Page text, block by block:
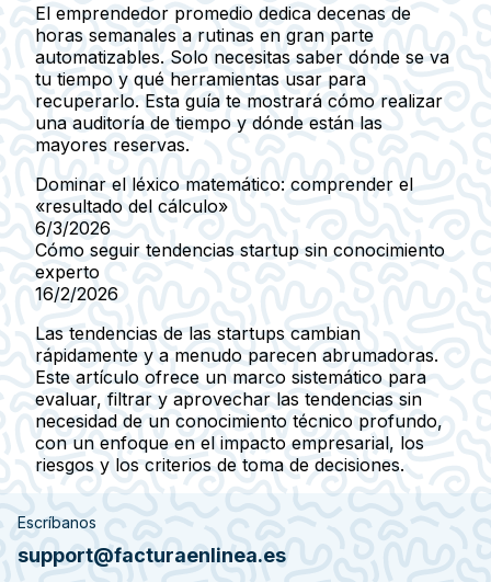
El emprendedor promedio dedica decenas de
horas semanales a rutinas en gran parte
automatizables. Solo necesitas saber dónde se va
tu tiempo y qué herramientas usar para
recuperarlo. Esta guía te mostrará cómo realizar
una auditoría de tiempo y dónde están las
mayores reservas.
Dominar el léxico matemático: comprender el
«resultado del cálculo»
6/3/2026
Cómo seguir tendencias startup sin conocimiento
experto
16/2/2026
Las tendencias de las startups cambian
rápidamente y a menudo parecen abrumadoras.
Este artículo ofrece un marco sistemático para
evaluar, filtrar y aprovechar las tendencias sin
necesidad de un conocimiento técnico profundo,
con un enfoque en el impacto empresarial, los
riesgos y los criterios de toma de decisiones.
Escríbanos
support@facturaenlinea.es